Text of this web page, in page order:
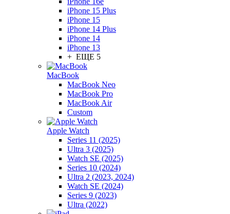
iPhone 15 Plus
iPhone 15
iPhone 14 Plus
iPhone 14
iPhone 13
+ ЕЩЕ 5
MacBook
MacBook Neo
MacBook Pro
MacBook Air
Custom
Apple Watch
Series 11 (2025)
Ultra 3 (2025)
Watch SE (2025)
Series 10 (2024)
Ultra 2 (2023, 2024)
Watch SE (2024)
Series 9 (2023)
Ultra (2022)